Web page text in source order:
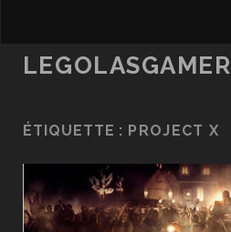
LEGOLASGAMER
ÉTIQUETTE : PROJECT X